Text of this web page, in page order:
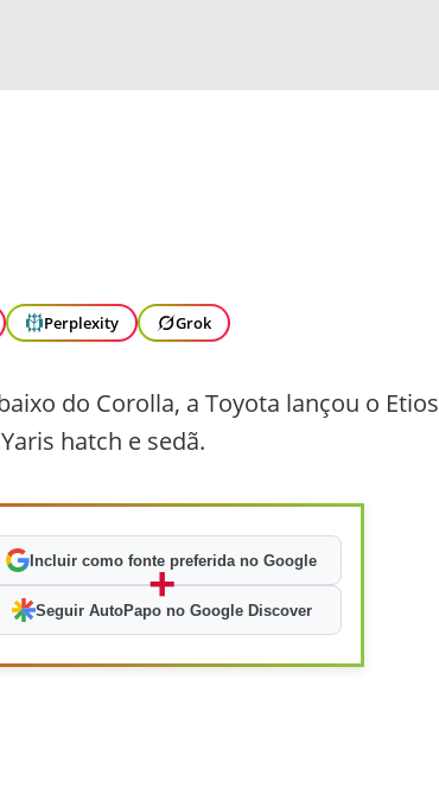
Perplexity Grok
do Corolla, a Toyota lançou o Etios
hatch e sedã.
Incluir como fonte preferida no Google
+
Seguir AutoPapo no Google Discover